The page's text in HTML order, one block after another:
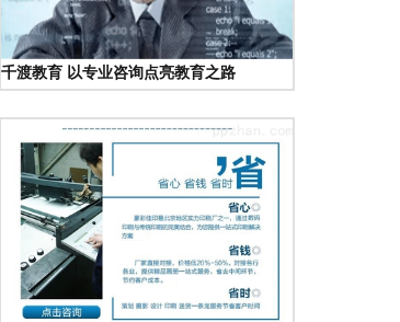
千渡教育 以专业咨询点亮教育之路